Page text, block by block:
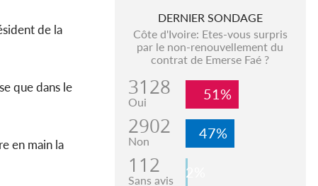
de la
que dans le
en main la
DERNIER SONDAGE
Côte d'Ivoire: Etes-vous surpris
par le non-renouvellement du
contrat de Emerse Faé ?
3128
Oui 51%
2902
Non 47%
112
Sans avis 2%